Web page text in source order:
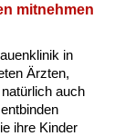
mitnehmen
in
Ärzten,
auch
ihre Kinder